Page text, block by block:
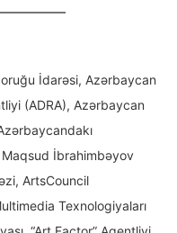
İdarəsi, Azərbaycan
(ADRA), Azərbaycan
İbrahimbəyov
ArtsCouncil
Texnologiyaları